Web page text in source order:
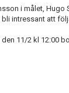
i målet,
intressant att
11/2 kl 12:00